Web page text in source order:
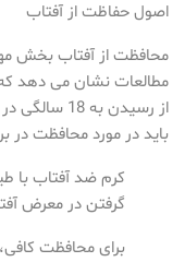
اصول حفاظت از آفتاب
محافظت از آفتاب بخش
از رسیدن به 18 سالگی در معرض نور خورشید قرار می دهند
باید در مورد محافظت در
گرفتن در معرض
برای محافظت کافی، SPF 30 یا بالاتر را انتخاب کنید